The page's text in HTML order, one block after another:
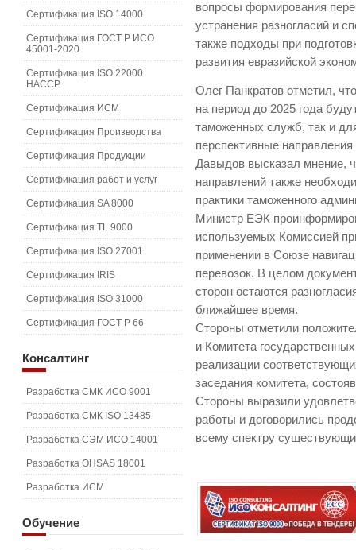
вопросы формирования
устранения разногласий и
также подходы при
развития евразийской
Олег Панкратов отметил,
на период до 2025 года
таможенных служб, так и
перспективные
Давыдов высказал мнение,
направлений также
практики таможенного
Министр ЕЭК
используемых Комиссией
применении в Союзе
перевозок. В целом
сторон остаются
ближайшее время.
Стороны отметили
и Комитета
реализации
заседания комитета,
Стороны выразили
работы и договорились
всему спектру
Сертификация ISO 14000
Сертификация ГОСТ Р ИСО
45001-2020
Сертификация ISO 22000
HACCP
Сертификация ИСМ
Сертификация Производства
Сертификация Продукции
Сертификация работ и услуг
Сертификация SA 8000
Сертификация TL 9000
Сертификация ISO 27001
Сертификация IRIS
Сертификация ISO 31000
Сертификация ГОСТ Р 66
Консалтинг
Разработка СМК ИСО 9001
Разработка СМК ISO 13485
Разработка СЭМ ИСО 14001
Разработка OHSAS 18001
Разработка ИСМ
Обучение